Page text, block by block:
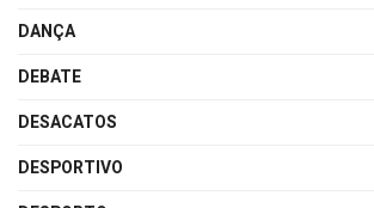
DANÇA
DEBATE
DESACATOS
DESPORTIVO